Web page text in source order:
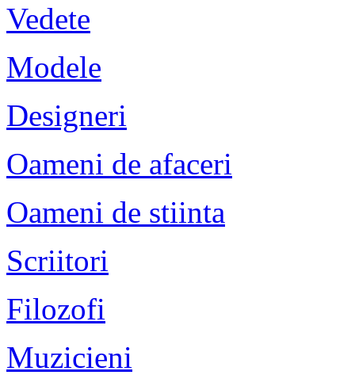
Vedete
Modele
Designeri
Oameni de afaceri
Oameni de stiinta
Scriitori
Filozofi
Muzicieni